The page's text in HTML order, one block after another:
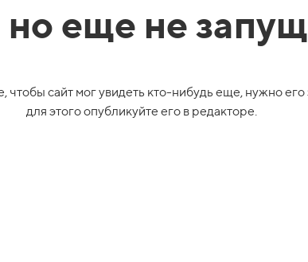
но еще не
чтобы сайт мог увидеть кто-нибудь еще, нужно его
для этого опубликуйте его в редакторе.